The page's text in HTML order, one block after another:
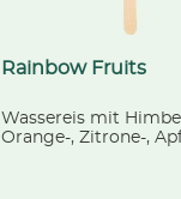
Rainbow Fruits
Wassereis mit
Orange-, Zitrone-,